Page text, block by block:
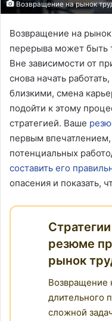
Возвращение на рынок
Возвращение на
перерыва может быть
Вне зависимости от
снова начать
близкими, смена
подойти к этому
стратегией. Ваше
первым
потенциальных
составить его
опасения и показать,
резюме
рынок
Возвращение
длительного
сложной